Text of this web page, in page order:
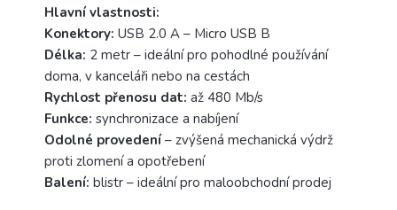
Hlavní vlastnosti:
Konektory: USB 2.0 A – Micro USB B
Délka: 2 metr – ideální pro pohodlné používání
doma, v kanceláři nebo na cestách
Rychlost přenosu dat: až 480 Mb/s
Funkce: synchronizace a nabíjení
Odolné provedení – zvýšená mechanická výdrž
proti zlomení a opotřebení
Balení: blistr – ideální pro maloobchodní prodej